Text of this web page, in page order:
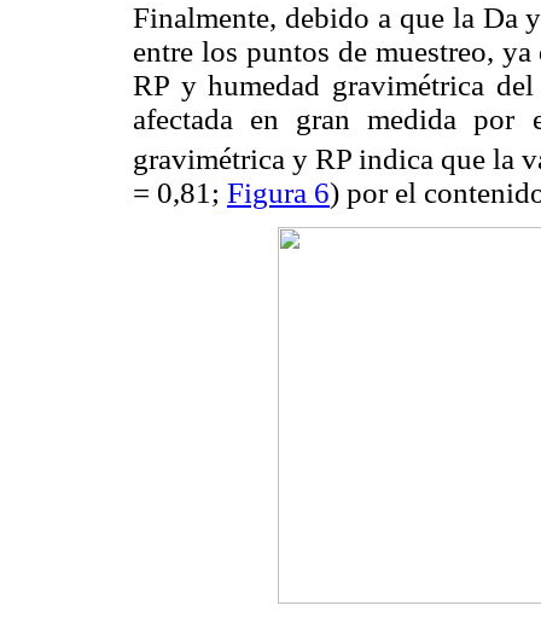
Finalmente, debido a que la Da
entre los puntos de muestreo,
RP y humedad gravimétrica
afectada en gran medida por
gravimétrica y RP indica que la
= 0,81; Figura 6) por el